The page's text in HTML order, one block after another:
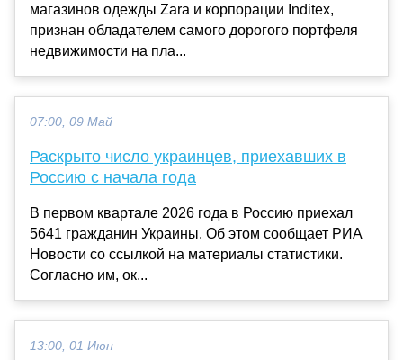
магазинов одежды Zara и корпорации Inditex,
признан обладателем самого дорогого портфеля
недвижимости на пла...
07:00, 09 Май
Раскрыто число украинцев, приехавших в
Россию с начала года
В первом квартале 2026 года в Россию приехал
5641 гражданин Украины. Об этом сообщает РИА
Новости со ссылкой на материалы статистики.
Согласно им, ок...
13:00, 01 Июн